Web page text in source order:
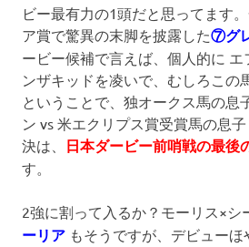
ビー最有力の1頭だと思ってます
ア賞で驚異の末脚を披露した⑦グ
ービー候補で言えば、個人的に エ
ンザキッドを凌いで、むしろこの
ということで、独オークス馬の息
ン vs 米エクリプス賞受賞馬の息
決は、 日本ダービー前哨戦の最後
す。
2強に割って入るか？モーリス×シ
ーリア もそうですが、デビューほ